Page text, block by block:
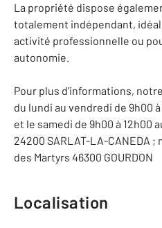
La propriété dispose
totalement indépendant,
activité professionnelle ou
autonomie.
Pour plus d'informations,
du lundi au vendredi de 9h00
et le samedi de 9h00 à 12h00
24200 SARLAT-LA-CANEDA ;
des Martyrs 46300 GOURDON
Localisation